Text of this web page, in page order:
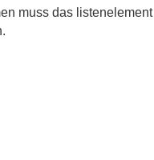
muss das listenelement